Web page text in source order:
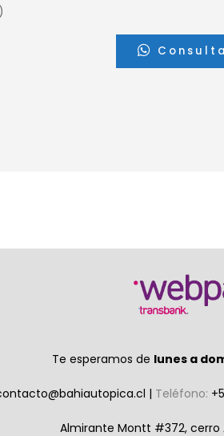
Te esperamos de lunes a
| Teléfono:
Almirante Montt #372, cerro